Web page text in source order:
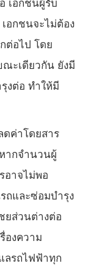
อกชนจะไม่ต้อง
ต่อไป โดย
ะเดียวกัน ยังมี
งต่อ ทำให้มี
ค่าโดยสาร
ากจำนวนผู้
อาจไม่พอ
ถและซ่อมบำรุง
ยส่วนต่างต่อ
องความ
ลรถไฟฟ้าทุก